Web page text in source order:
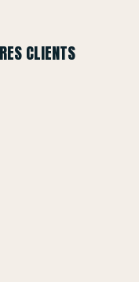
CLIENTS